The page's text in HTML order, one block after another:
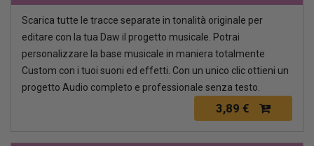
Scarica tutte le tracce separate in tonalità originale per
editare con la tua Daw il progetto musicale. Potrai
personalizzare la base musicale in maniera totalmente
Custom con i tuoi suoni ed effetti. Con un unico clic ottieni un
progetto Audio completo e professionale senza testo.
3,89 €